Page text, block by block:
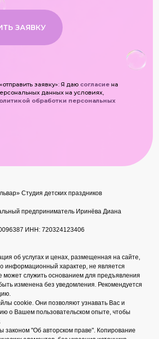
Студия детских праздников
предприниматель Иринёва Диана
ИНН: 720324123406
об услугах и ценах, размещенная на сайте,
информационный характер, не является
может служить основанием для предъявления
изменена без уведомления. Рекомендуется
cookie. Они позволяют узнавать Вас и
о Вашем пользовательском опыте, чтобы
законом "Об авторском праве". Копирование